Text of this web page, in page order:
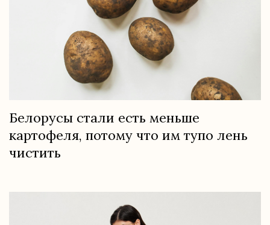
Белорусы стали есть меньше
картофеля, потому что им тупо лень
чистить